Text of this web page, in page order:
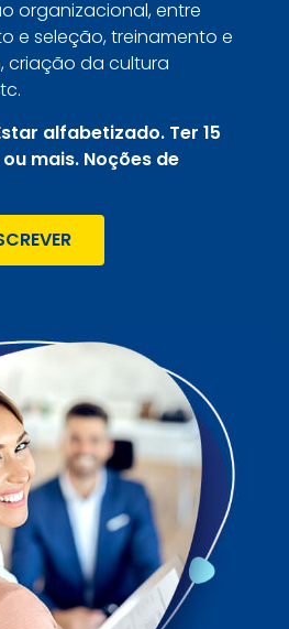
organizacional, entre
e seleção, treinamento e
criação da cultura
Estar alfabetizado. Ter 15
mais. Noções de